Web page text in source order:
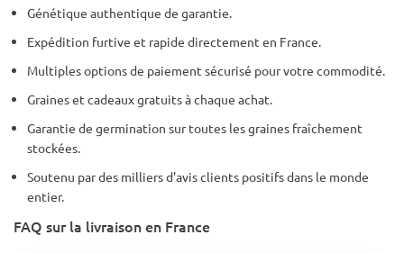
Génétique authentique de garantie.
Expédition furtive et rapide directement en France.
Multiples options de paiement sécurisé pour votre commodité.
Graines et cadeaux gratuits à chaque achat.
Garantie de germination sur toutes les graines fraîchement
stockées.
Soutenu par des milliers d'avis clients positifs dans le monde
entier.
FAQ sur la livraison en France